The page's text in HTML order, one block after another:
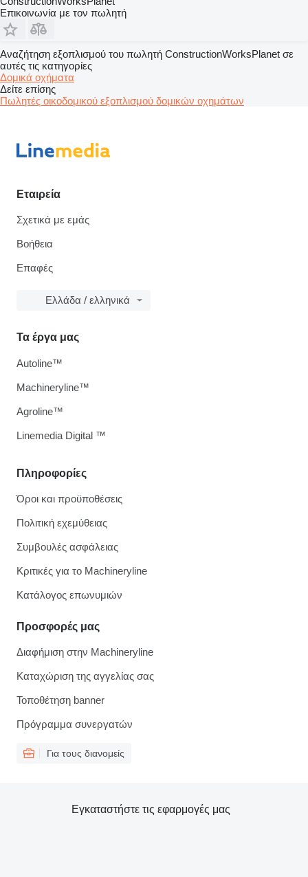
Επικοινωνία με τον πωλητή
Αναζήτηση εξοπλισμού του πωλητή ConstructionWorksPlanet σε
αυτές τις κατηγορίες
Δομικά οχήματα
Δείτε επίσης
Πωλητές οικοδομικού εξοπλισμού δομικών οχημάτων
Εταιρεία
Σχετικά με εμάς
Βοήθεια
Επαφές
Ελλάδα / ελληνικά
Πληροφορίες
Όροι και προϋποθέσεις
Πολιτική εχεμύθειας
Συμβουλές ασφάλειας
Κριτικές για το Machineryline
Κατάλογος επωνυμιών
Προσφορές μας
Διαφήμιση στην Machineryline
Καταχώριση της αγγελίας σας
Τοποθέτηση banner
Πρόγραμμα συνεργατών
Για τους διανομείς
Τα έργα μας
Autoline™
Machineryline™
Agroline™
Linemedia Digital ™
Εγκαταστήστε τις εφαρμογές μας